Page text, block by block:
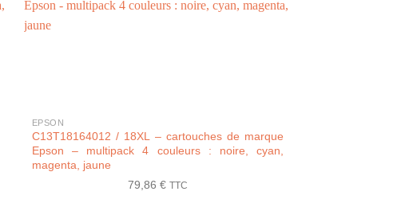
EPSON
C13T18164012 / 18XL – cartouches de marque
Epson – multipack 4 couleurs : noire, cyan,
magenta, jaune
79,86 € TTC